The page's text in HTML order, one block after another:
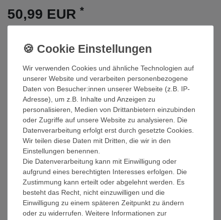
50,99 EUR *
Sofort versandfertig
In den Warenkorb
Wunschliste
* inkl. ges. MwSt. zzgl. Versandkosten
Beschreibung
Technische Daten
Wir verwenden Cookies und ähnliche Technologien auf
unserer Website und verarbeiten personenbezogene
Daten von Besucher:innen unserer Webseite (z.B. IP-
Adresse), um z.B. Inhalte und Anzeigen zu
personalisieren, Medien von Drittanbietern einzubinden
oder Zugriffe auf unsere Website zu analysieren. Die
Datenverarbeitung erfolgt erst durch gesetzte Cookies.
Wir teilen diese Daten mit Dritten, die wir in den
Einstellungen benennen.
Die Datenverarbeitung kann mit Einwilligung oder
aufgrund eines berechtigten Interesses erfolgen. Die
Zustimmung kann erteilt oder abgelehnt werden. Es
besteht das Recht, nicht einzuwilligen und die
Einwilligung zu einem späteren Zeitpunkt zu ändern
oder zu widerrufen. Weitere Informationen zur